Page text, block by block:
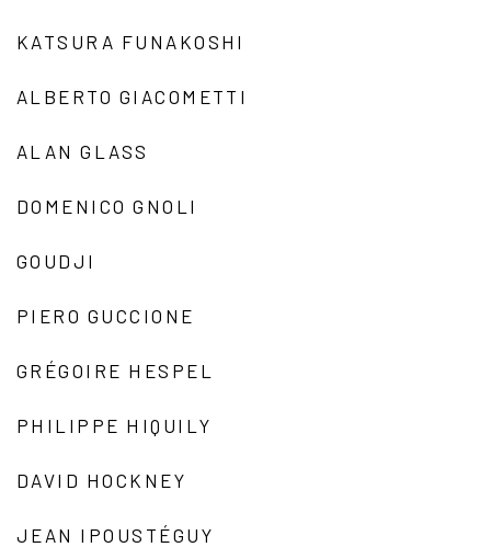
KATSURA FUNAKOSHI
ALBERTO GIACOMETTI
ALAN GLASS
DOMENICO GNOLI
GOUDJI
PIERO GUCCIONE
GRÉGOIRE HESPEL
PHILIPPE HIQUILY
DAVID HOCKNEY
JEAN IPOUSTÉGUY